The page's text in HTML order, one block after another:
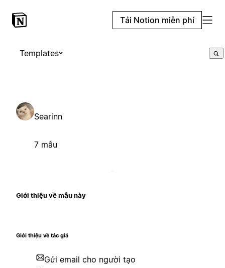
Tải Notion miễn phí
Templates
Searinn
7 mẫu
Giới thiệu về mẫu này
Giới thiệu về tác giả
Gửi email cho người tạo